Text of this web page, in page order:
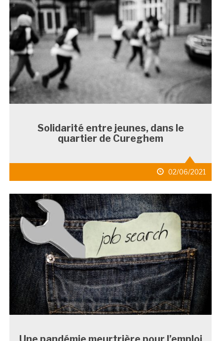
Solidarité entre jeunes, dans le
quartier de Cureghem
date
de
02/06/2021